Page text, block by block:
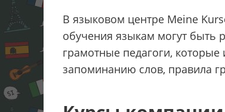
В языковом центре Meine
обучения языкам могут быть
грамотные педагоги,
запоминанию слов, правила